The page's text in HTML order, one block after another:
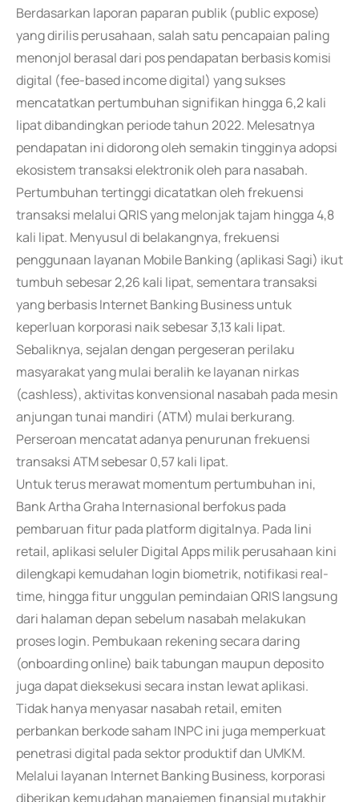
Berdasarkan laporan paparan publik (public expose)
yang dirilis perusahaan, salah satu pencapaian paling
menonjol berasal dari pos pendapatan berbasis komisi
digital (fee-based income digital) yang sukses
mencatatkan pertumbuhan signifikan hingga 6,2 kali
lipat dibandingkan periode tahun 2022. Melesatnya
pendapatan ini didorong oleh semakin tingginya adopsi
ekosistem transaksi elektronik oleh para nasabah.
Pertumbuhan tertinggi dicatatkan oleh frekuensi
transaksi melalui QRIS yang melonjak tajam hingga 4,8
kali lipat. Menyusul di belakangnya, frekuensi
penggunaan layanan Mobile Banking (aplikasi Sagi) ikut
tumbuh sebesar 2,26 kali lipat, sementara transaksi
yang berbasis Internet Banking Business untuk
keperluan korporasi naik sebesar 3,13 kali lipat.
Sebaliknya, sejalan dengan pergeseran perilaku
masyarakat yang mulai beralih ke layanan nirkas
(cashless), aktivitas konvensional nasabah pada mesin
anjungan tunai mandiri (ATM) mulai berkurang.
Perseroan mencatat adanya penurunan frekuensi
transaksi ATM sebesar 0,57 kali lipat.
Untuk terus merawat momentum pertumbuhan ini,
Bank Artha Graha Internasional berfokus pada
pembaruan fitur pada platform digitalnya. Pada lini
retail, aplikasi seluler Digital Apps milik perusahaan kini
dilengkapi kemudahan login biometrik, notifikasi real-
time, hingga fitur unggulan pemindaian QRIS langsung
dari halaman depan sebelum nasabah melakukan
proses login. Pembukaan rekening secara daring
(onboarding online) baik tabungan maupun deposito
juga dapat dieksekusi secara instan lewat aplikasi.
Tidak hanya menyasar nasabah retail, emiten
perbankan berkode saham INPC ini juga memperkuat
penetrasi digital pada sektor produktif dan UMKM.
Melalui layanan Internet Banking Business, korporasi
diberikan kemudahan manajemen finansial mutakhir